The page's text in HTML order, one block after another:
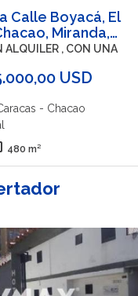
Calle Boyacá, El
Miranda,
ALQUILER , CON UNA
USD
- Chacao
480 m²